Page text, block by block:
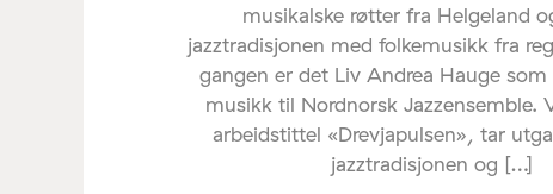
musikalske røtter fra Helgeland
jazztradisjonen med folkemusikk fra
gangen er det Liv Andrea Hauge
musikk til Nordnorsk Jazzensemble.
arbeidstittel «Drevjapulsen», tar
jazztradisjonen og […]